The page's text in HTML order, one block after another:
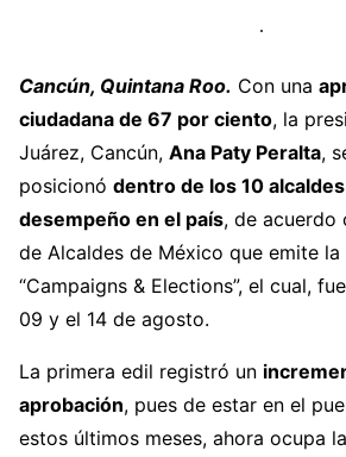
Cancún, Quintana Roo. Con una
ciudadana de 67 por ciento, la
Juárez, Cancún, Ana Paty Peralta,
posicionó dentro de los 10
desempeño en el país, de acuerdo
de Alcaldes de México que emite
“Campaigns & Elections”, el cual,
09 y el 14 de agosto.
La primera edil registró un
aprobación, pues de estar en el
estos últimos meses, ahora ocupa